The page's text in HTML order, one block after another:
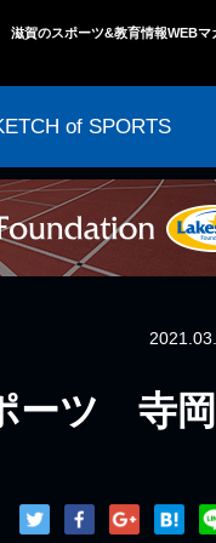
滋賀のスポーツ&教育情報WEBマ
of SPORTS
ーツ 寺岡